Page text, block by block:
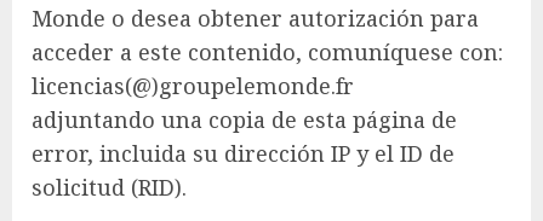
Monde o desea obtener autorización para
acceder a este contenido, comuníquese con:
licencias(@)groupelemonde.fr
adjuntando una copia de esta página de
error, incluida su dirección IP y el ID de
solicitud (RID).